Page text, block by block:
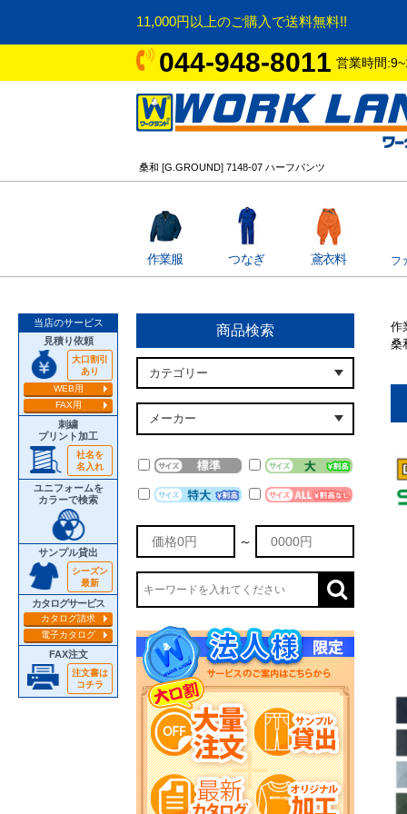
11,000円以上のご購入で送料無料!!
044-948-8011 営業時間
桑和 [G.GROUND] 7148-07 ハーフパンツ
作業服 つなぎ 鳶衣料 フ
当店のサービス
見積り依頼
大口割引
あり
WEB用
FAX用
刺繍
プリント加工
社名を
名入れ
ユニフォームを
カラーで検索
サンプル貸出
シーズン
最新
カタログサービス
カタログ請求
電子カタログ
FAX注文
注文書は
コチラ
商品検索
～
作
桑